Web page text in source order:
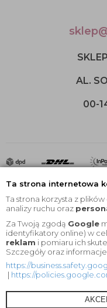
Ta strona internetowa
Ta strona korzysta z
analizy ruchu oraz
Za Twoją zgodą Google
identyfikatory online) w
reklam i pomiaru ich
Szczegóły oraz
https://
| https://
AL.
00-
2020 © Wszelkie
Projekt i